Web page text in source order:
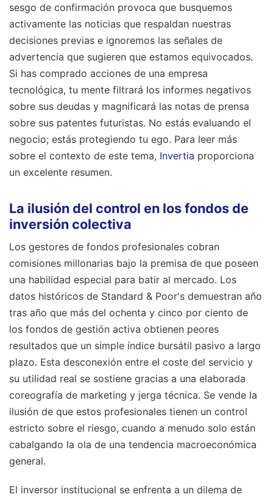
sesgo de confirmación provoca que busquemos
activamente las noticias que respaldan nuestras
decisiones previas e ignoremos las señales de
advertencia que sugieren que estamos equivocados.
Si has comprado acciones de una empresa
tecnológica, tu mente filtrará los informes negativos
sobre sus deudas y magnificará las notas de prensa
sobre sus patentes futuristas. No estás evaluando el
negocio; estás protegiendo tu ego. Para leer más
sobre el contexto de este tema, Invertia proporciona
un excelente resumen.
La ilusión del control en los fondos de
inversión colectiva
Los gestores de fondos profesionales cobran
comisiones millonarias bajo la premisa de que poseen
una habilidad especial para batir al mercado. Los
datos históricos de Standard & Poor's demuestran año
tras año que más del ochenta y cinco por ciento de
los fondos de gestión activa obtienen peores
resultados que un simple índice bursátil pasivo a largo
plazo. Esta desconexión entre el coste del servicio y
su utilidad real se sostiene gracias a una elaborada
coreografía de marketing y jerga técnica. Se vende la
ilusión de que estos profesionales tienen un control
estricto sobre el riesgo, cuando a menudo solo están
cabalgando la ola de una tendencia macroeconómica
general.
El inversor institucional se enfrenta a un dilema de